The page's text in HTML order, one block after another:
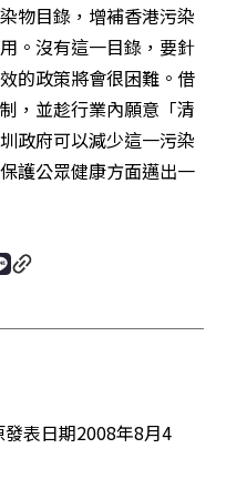
物目錄，增補香港污染
。沒有這一目錄，要針
的政策將會很困難。借
，並趁行業內願意「清
政府可以減少這一污染
護公眾健康方面邁出一
表日期2008年8月4